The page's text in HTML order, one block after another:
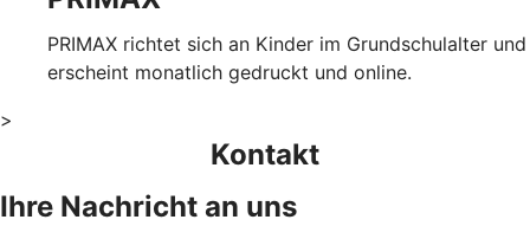
PRIMAX richtet sich an Kinder im Grundschulalter und
erscheint monatlich gedruckt und online.
>
Kontakt
Ihre Nachricht an uns